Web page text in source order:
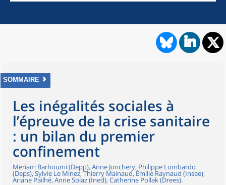
SOMMAIRE
Les inégalités sociales à
l’épreuve de la crise sanitaire
: un bilan du premier
confinement
Meriam Barhoumi (Depp), Anne Jonchery, Philippe Lombardo
(Deps), Sylvie Le Minez, Thierry Mainaud, Émilie Raynaud (Insee),
Ariane Pailhé, Anne Solaz (Ined), Catherine Pollak (Drees).